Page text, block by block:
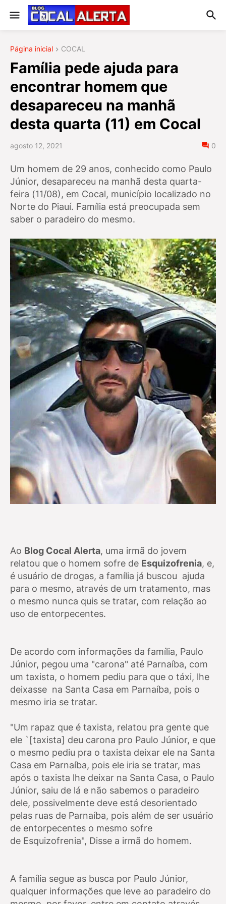
Página inicial COCAL
Família pede ajuda para
encontrar homem que
desapareceu na manhã
desta quarta (11) em Cocal
agosto 12, 2021 0
Um homem de 29 anos, conhecido como Paulo
Júnior, desapareceu na manhã desta quarta-
feira (11/08), em Cocal, município localizado no
Norte do Piauí. Família está preocupada sem
saber o paradeiro do mesmo.
Ao Blog Cocal Alerta, uma irmã do jovem
relatou que o homem sofre de Esquizofrenia, e,
é usuário de drogas, a família já buscou ajuda
para o mesmo, através de um tratamento, mas
o mesmo nunca quis se tratar, com relação ao
uso de entorpecentes.
De acordo com informações da família, Paulo
Júnior, pegou uma "carona" até Parnaíba, com
um taxista, o homem pediu para que o táxi, lhe
deixasse na Santa Casa em Parnaíba, pois o
mesmo iria se tratar.
"Um rapaz que é taxista, relatou pra gente que
ele `[taxista] deu carona pro Paulo Júnior, e que
o mesmo pediu pra o taxista deixar ele na Santa
Casa em Parnaíba, pois ele iria se tratar, mas
após o taxista lhe deixar na Santa Casa, o Paulo
Júnior, saiu de lá e não sabemos o paradeiro
dele, possivelmente deve está desorientado
pelas ruas de Parnaíba, pois além de ser usuário
de entorpecentes o mesmo sofre
de Esquizofrenia", Disse a irmã do homem.
A família segue as busca por Paulo Júnior,
qualquer informações que leve ao paradeiro do